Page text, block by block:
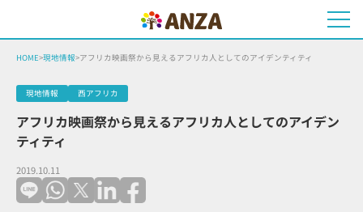
HOME>現地情報>アフリカ映画祭から見えるアフリカ人としてのアイデンティティ
現地情報 西アフリカ
アフリカ映画祭から見えるアフリカ人としてのアイデン
ティティ
2019.10.11